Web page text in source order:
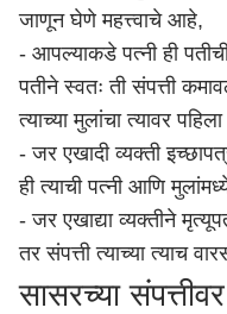
जाणून घेणे महत्त्वाचे आहे,
- आपल्याकडे पत्नी ही
पतीने स्वतः ती संपत्ती
त्याच्या मुलांचा त्यावर
- जर एखादी व्यक्ती
ही त्याची पत्नी आणि
- जर एखाद्या व्यक्तीने
तर संपत्ती त्याच्या त्याच
सासरच्या